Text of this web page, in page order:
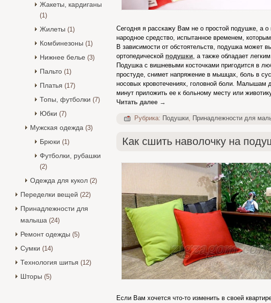
Жакеты, кардиганы
(1)
Жилеты (1)
Комбинезоны (1)
Нижнее белье (3)
Пальто (1)
Платья (17)
Топы, футболки (7)
Юбки (7)
Мужская одежда (3)
Брюки (1)
Футболки, рубашки
(2)
Одежда для кукол (2)
Переделки вещей (22)
Принадлежности для
малыша (24)
Ремонт одежды (5)
Сумки (14)
Технология шитья (12)
Шторы (5)
Сегодня я расскажу Вам не о простой подушке, а
народное средство, испытанное временем,
В зависимости от обстоятельств, подушка может
ортопедической подушки, а также обладает
Подушка с вишневыми косточками пригодится в
простуде, снимет напряжение в мышцах, боль в
носовых кровотечениях, головной боли. Малышам
минут приложить ее к больному месту или
Читать далее →
Рубрика: Подушки, Принадлежности для
Как сшить наволочку на
Если Вам хочется что-то изменить в своей